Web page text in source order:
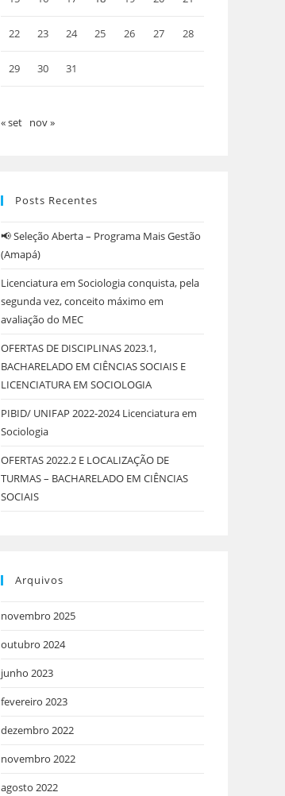
22 23 24 25 26 27 28
29 30 31
« set nov »
Posts Recentes
📢 Seleção Aberta – Programa Mais Gestão
(Amapá)
Licenciatura em Sociologia conquista, pela
segunda vez, conceito máximo em
avaliação do MEC
OFERTAS DE DISCIPLINAS 2023.1,
BACHARELADO EM CIÊNCIAS SOCIAIS E
LICENCIATURA EM SOCIOLOGIA
PIBID/ UNIFAP 2022-2024 Licenciatura em
Sociologia
OFERTAS 2022.2 E LOCALIZAÇÃO DE
TURMAS – BACHARELADO EM CIÊNCIAS
SOCIAIS
Arquivos
novembro 2025
outubro 2024
junho 2023
fevereiro 2023
dezembro 2022
novembro 2022
agosto 2022